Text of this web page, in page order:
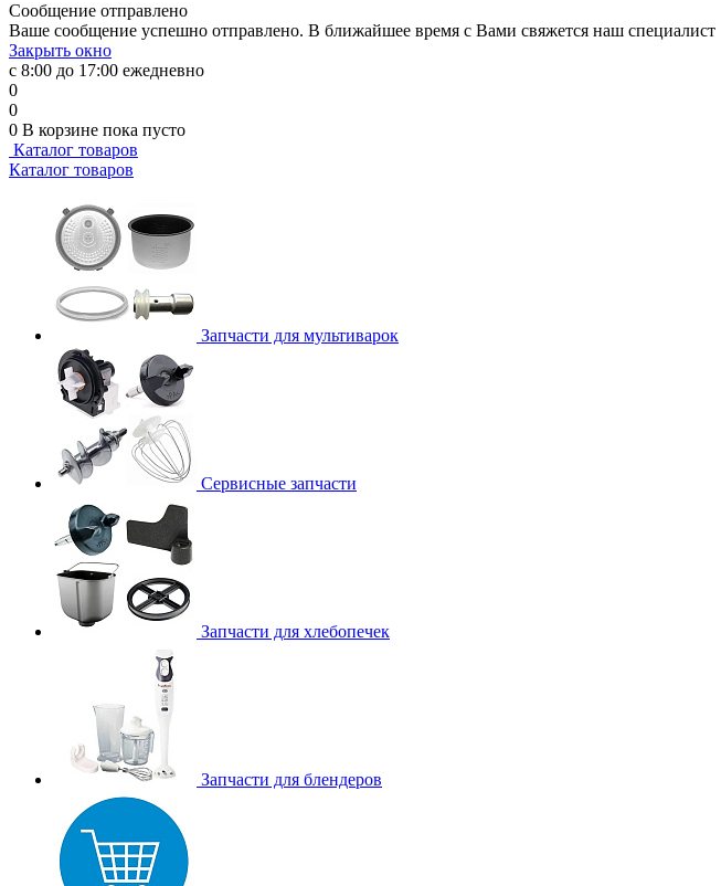
Сообщение отправлено
Ваше сообщение успешно отправлено. В ближайшее время с Вами свяжется наш специалист
Закрыть окно
с 8:00 до 17:00 ежедневно
0
0
0 В корзине пока пусто
Каталог товаров
Каталог товаров
Запчасти для мультиварок
Сервисные запчасти
Запчасти для хлебопечек
Запчасти для блендеров